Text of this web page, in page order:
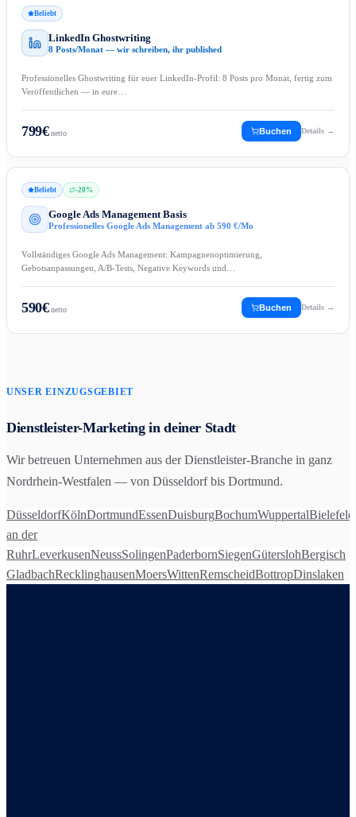
Beliebt
LinkedIn Ghostwriting
8 Posts/Monat — wir schreiben, ihr published
Professionelles Ghostwriting für euer LinkedIn-Profil: 8 Posts pro Monat, fertig zum
Veröffentlichen — in eure…
799€netto Buchen Details →
Beliebt -20%
Google Ads Management Basis
Professionelles Google Ads Management ab 590 €/Mo
Vollständiges Google Ads Management: Kampagnenoptimierung,
Gebotsanpassungen, A/B-Tests, Negative Keywords und…
590€netto Buchen Details →
UNSER EINZUGSGEBIET
Dienstleister-Marketing in deiner Stadt
Wir betreuen Unternehmen aus derDienstleister-Branche in ganz
Nordrhein-Westfalen — von Düsseldorf bis Dortmund.
DüsseldorfKölnDortmundEssenDuisburgBochumWuppertalBielefeld
an der
RuhrLeverkusenNeussSolingenPaderbornSiegenGüterslohBergisch
GladbachRecklinghausenMoersWittenRemscheidBottropDinslaken